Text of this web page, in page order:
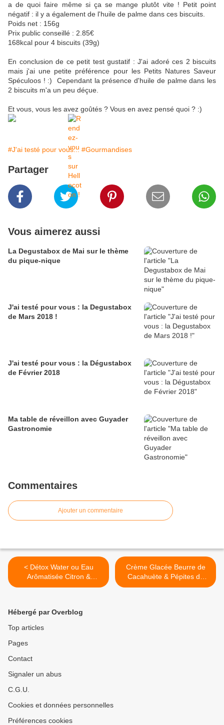
a de quoi faire même si ça se mange plutôt vite ! Petit point
négatif : il y a également de l'huile de palme dans ces biscuits.
Poids net : 156g
Prix public conseillé : 2.85€
168kcal pour 4 biscuits (39g)
En conclusion de ce petit test gustatif : J'ai adoré ces 2 biscuits
mais j'ai une petite préférence pour les Petits Natures Saveur
Spéculoos ! :) Cependant la présence d'huile de palme dans les
2 biscuits m'a un peu déçue.
Et vous, vous les avez goûtés ? Vous en avez pensé quoi ? :)
#J'ai testé pour vous... #Gourmandises
Partager
Vous aimerez aussi
La Degustabox de Mai sur le thème
du pique-nique
J'ai testé pour vous : la Degustabox
de Mars 2018 !
J'ai testé pour vous : la Dégustabox
de Février 2018
Ma table de réveillon avec Guyader
Gastronomie
Commentaires
Ajouter un commentaire
< Détox Water ou Eau
Arômatisée Citron &
Framboise
Crème Glacée Beurre de
Cacahuète & Pépites de
Chocolat {Sans Sorbetière}
Hébergé par Overblog
Top articles
Pages
Contact
Signaler un abus
C.G.U.
Cookies et données personnelles
Préférences cookies